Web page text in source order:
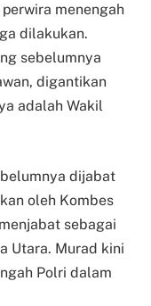
menengah
dilakukan.
sebelumnya
digantikan
adalah Wakil
dijabat
oleh Kombes
sebagai
Utara. Murad kini
Polri dalam